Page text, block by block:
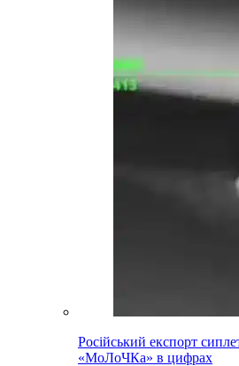
Російський експорт
«МоЛоЧКа» в цифрах